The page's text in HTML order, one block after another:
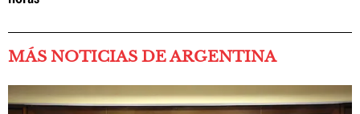
MÁS NOTICIAS DE ARGENTINA